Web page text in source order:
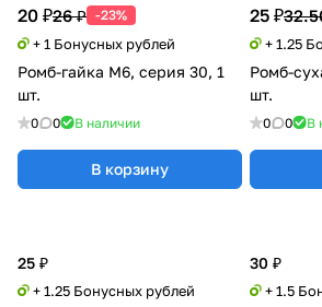
25 ₽
+ 1.25
Ромб-
шт.
0 0 В
25 ₽
+ 1.25 Бонусных рублей
30 ₽
+ 1.5
20 ₽26 ₽ -23%
+ 1 Бонусных рублей
Ромб-гайка М6, серия 30, 1
шт.
0 0 В наличии
В корзину